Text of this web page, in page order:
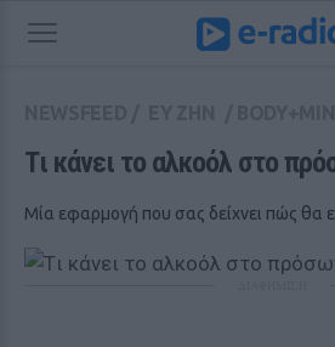
Tι κάνει το αλκοόλ στο
Μία εφαρμογή που σας δείχνει πώς θα